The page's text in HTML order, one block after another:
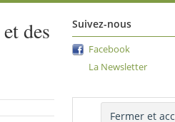
des
Suivez-nous
Facebook
La Newsletter